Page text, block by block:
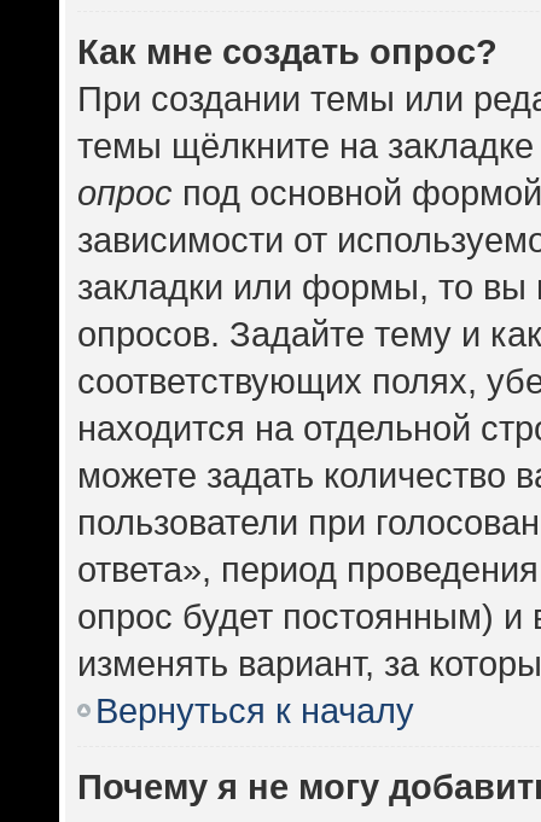
Как мне создать опрос?
При создании темы или
темы щёлкните на
опрос под основной
зависимости от
закладки или формы, то вы
опросов. Задайте тему и
соответствующих полях,
находится на отдельной
можете задать количество
пользователи при
ответа», период
опрос будет постоянным) и
изменять вариант, за
Вернуться к началу
Почему я не могу